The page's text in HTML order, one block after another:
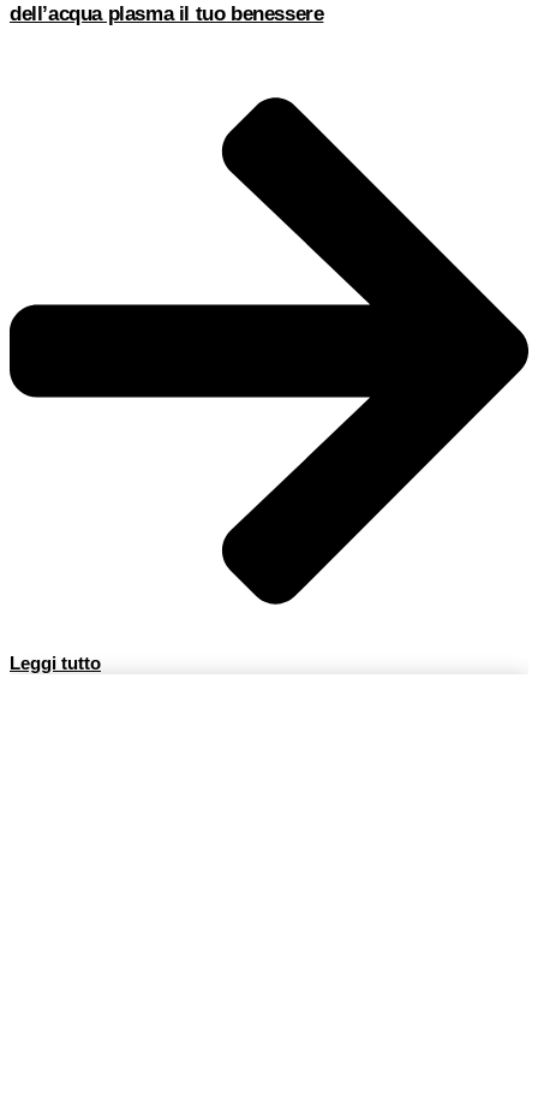
dell’acqua plasma il tuo benessere
Leggi tutto